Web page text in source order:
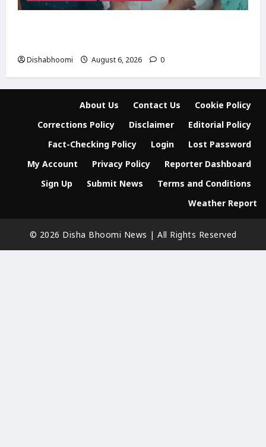
Dishabhoomi August 6, 2026 0
About Us Contact Us
Cookie Policy
Corrections Policy
Disclaimer
Editorial Policy
Fact-Checking Policy
Login
Lost Password
My Account
Privacy Policy
Reporter Dashboard
Sign Up
Submit News
Terms and Conditions
Weather Report